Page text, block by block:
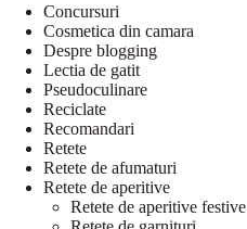
Concursuri
Cosmetica din camara
Despre blogging
Lectia de gatit
Pseudoculinare
Reciclate
Recomandari
Retete
Retete de afumaturi
Retete de aperitive
Retete de aperitive festive